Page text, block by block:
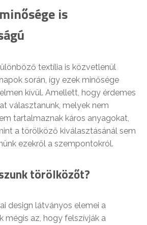
is
textília is közvetlenül
során, így ezek minősége
kívül. Amellett, hogy érdemes
választanunk, melyek nem
tartalmaznak káros anyagokat,
a törölköző kiválasztásánál sem
ezekről a szempontokról.
törölközőt?
design látványos elemei a
mégis az, hogy felszívják a